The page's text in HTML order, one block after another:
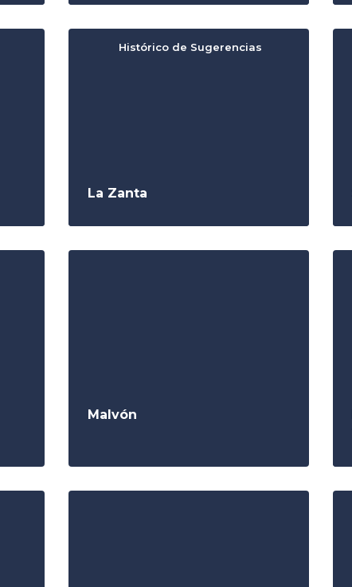
Histórico de Sugerencias
La Zanta
Malvón